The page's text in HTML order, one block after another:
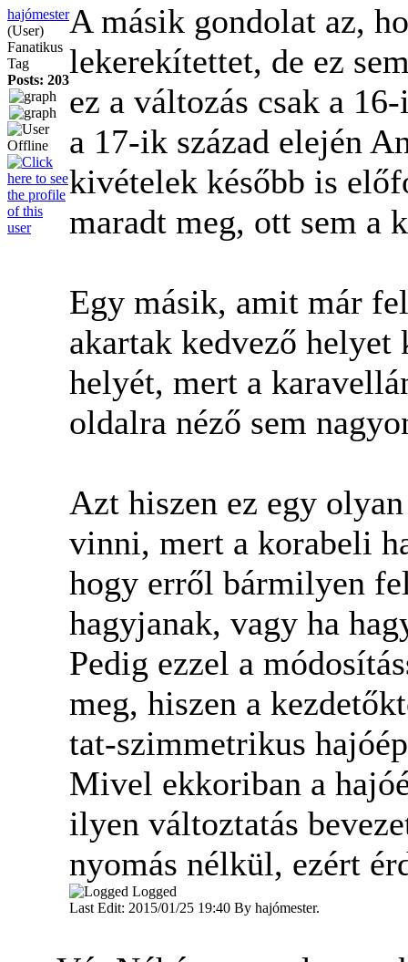
hajómester
(User)
Fanatikus
Tag
Posts: 203
A másik gondolat az,
lekerekítettet, de ez
ez a változás csak a
a 17-ik század elején
kivételek később is
maradt meg, ott sem a
Egy másik, amit már
akartak kedvező
helyét, mert a
oldalra néző sem
Azt hiszen ez egy
vinni, mert a korabeli
hogy erről bármilyen
hagyjanak, vagy ha
Pedig ezzel a
meg, hiszen a
tat-szimmetrikus
Mivel ekkoriban a
ilyen változtatás
nyomás nélkül, ezért
Logged
Last Edit: 2015/01/25 19:40 By hajómester.